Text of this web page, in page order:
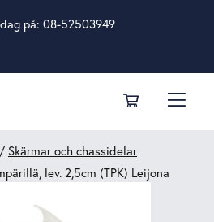
på: 08-52503949
/ Skärmar och chassidelar
lev. 2,5cm (TPK) Leijona